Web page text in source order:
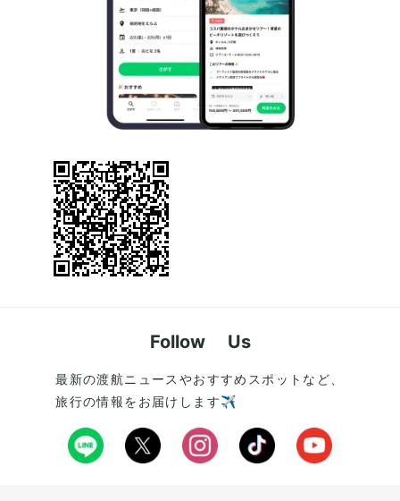
Follow Us
最新の渡航ニュースやおすすめスポットなど、
旅行の情報をお届けします✈️